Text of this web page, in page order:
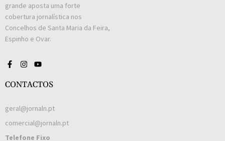
grande aposta uma forte
cobertura jornalística nos
Concelhos de Santa Maria da Feira,
Espinho e Ovar.
CONTACTOS
geral@jornaln.pt
comercial@jornaln.pt
Telefone Fixo